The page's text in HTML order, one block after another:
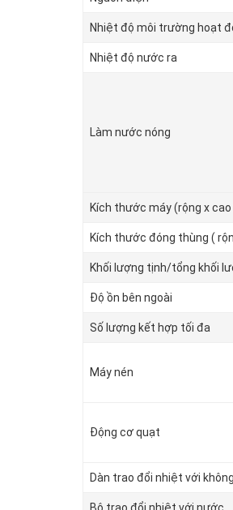
Nhiệt độ môi trường hoạt
Nhiệt độ nước ra
Làm nước nóng
Kích thước máy (rộng x cao
Kích thước đóng thùng (
Khối lượng tịnh/tổng khối
Độ ồn bên ngoài
Số lượng kết hợp tối đa
Máy nén
Động cơ quạt
Dàn trao đổi nhiệt với